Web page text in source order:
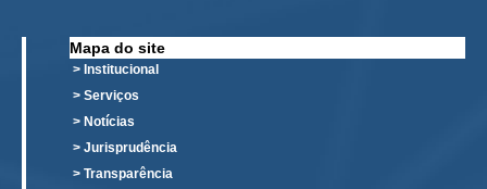
Escola Judicial
Programa Trabalho Seguro
Mapa do site
> Institucional
> Serviços
> Notícias
> Jurisprudência
> Transparência